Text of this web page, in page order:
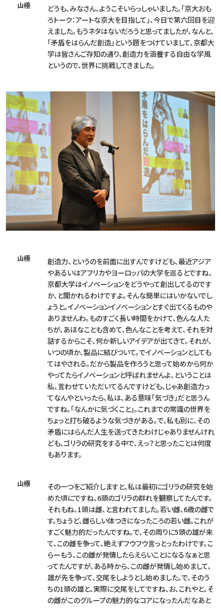
山極
どうも、みなさん、ようこそいらっしゃいました。「京大おも
ろトーク：アートな京大を目指して」、今日で第六回目を迎
えました。もうネタはないだろうと思ってましたが、なんと、
「矛盾をはらんだ創造」という題をつけていまして、京都大
学は皆さんご存知の通り、創造力を涵養する自由な学風
というので、世界に挑戦してきました。
山極
創造力、というのを前面に出すんですけども、最近アジア
やあるいはアフリカやヨーロッパの大学を巡るとですね、
京都大学はイノベーションをどうやって創出してるのです
か、と聞かれるわけですよ。そんな簡単にはいかないでし
ょうと。イノベーションイノベーションとすぐ出てくるものや
ありませんわ。ものすごく長い時間をかけて、色んな人た
ちが、あほなことも含めて、色んなことを考えて、それを対
話するからこそ、何か新しいアイデアが出てきて。それが、
いつの頃か、製品に結びついて。でイノベーションとしても
てはやされる。だから製品を作ろうと思って始めから何か
やってたらイノベーションと呼ばれませんよ、ということは
私、言わせていただいてるんですけども、じゃあ創造力っ
てなんやといったら、私は、ある意味「気づき」だと思うん
ですね。「なんかに気づくこと」。これまでの常識の世界を
ちょっと打ち破るような気づきがある。で、私も別に、その
矛盾にはらんだ人生を送ってきたわけじゃありませんけれ
ども、ゴリラの研究をする中で、えっ？と思ったことは何度
もあります。
山極
その一つをご紹介しますと、私は最初にゴリラの研究を始
めた頃にですね、6頭のゴリラの群れを観察してたんです。
それもね、1頭は雌、と言われてました。若い雌、6歳の雌で
す。ちょうど、雌らしい体つきになったころの若い雌。これが
すごく魅力的だったんですね。で、その周りに5頭の雄が来
て、この雌を争って、絶えずフウフウ言っとったわけです。こ
らーもう、この雌が発情したらえらいことになるなぁと思
ってたんですが、ある時から、この雌が発情し始めまして、
雄が先を争って、交尾をしようとし始めました。で、そのう
ちの1頭の雄と、実際に交尾をしてですね、お、これやと、そ
の雌がこのグループの魅力的なコアになったんだなあと